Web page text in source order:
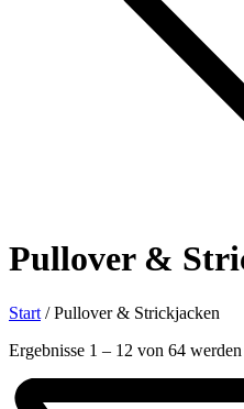
Pullover &
Start /Pullover & Strickjacken
Ergebnisse 1 – 12 von 64